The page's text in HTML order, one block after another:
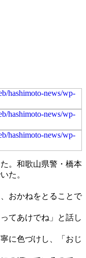
。和歌山県警・橋本
た。
おかねをとることで
てあけでね」と話し
に色づけし、「おじ